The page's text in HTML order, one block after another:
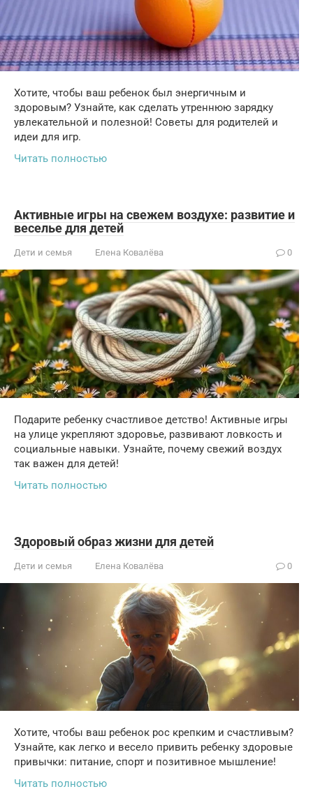
Хотите, чтобы ваш ребенок был энергичным и
здоровым? Узнайте, как сделать утреннюю зарядку
увлекательной и полезной! Советы для родителей и
идеи для игр.
Читать полностью
Активные игры на свежем воздухе: развитие и
веселье для детей
Дети и семья Елена Ковалёва 0
Подарите ребенку счастливое детство! Активные игры
на улице укрепляют здоровье, развивают ловкость и
социальные навыки. Узнайте, почему свежий воздух
так важен для детей!
Читать полностью
Здоровый образ жизни для детей
Дети и семья Елена Ковалёва 0
Хотите, чтобы ваш ребенок рос крепким и счастливым?
Узнайте, как легко и весело привить ребенку здоровые
привычки: питание, спорт и позитивное мышление!
Читать полностью